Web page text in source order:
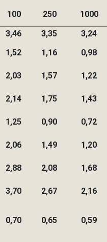
100 250 1000
3,46 3,35
3,24
1,52 1,16 0,98
2,03 1,57 1,22
2,14 1,75 1,43
1,25 0,90 0,72
2,06 1,49 1,20
2,88 2,08 1,68
3,70 2,67 2,16
0,70 0,65 0,59